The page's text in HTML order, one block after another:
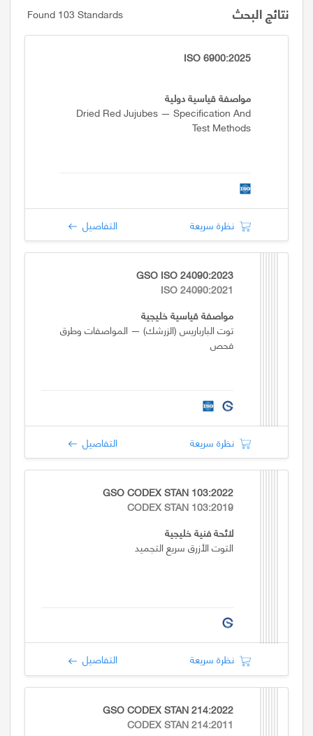
نتائج البحث Found 103 Standards
ISO 6900:2025
مواصفة قياسية دولية
Dried Red Jujubes — Specification And
Test Methods
نظرة سريعة التفاصيل
GSO ISO 24090:2023
ISO 24090:2021
مواصفة قياسية خليجية
توت البارباريس (الزرشك) — المواصفات وطرق
فحص
نظرة سريعة التفاصيل
GSO CODEX STAN 103:2022
CODEX STAN 103:2019
لائحة فنية خليجية
التوت الأزرق سريع التجميد
نظرة سريعة التفاصيل
GSO CODEX STAN 214:2022
CODEX STAN 214:2011